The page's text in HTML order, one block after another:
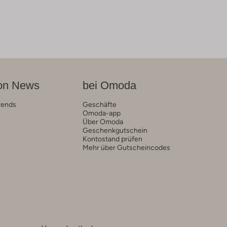
News bei Omoda
Geschäfte
Omoda-app
Über Omoda
Geschenkgutschein
Kontostand prüfen
Mehr über Gutscheincodes